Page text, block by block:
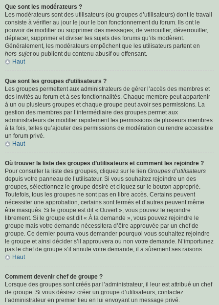
Que sont les modérateurs ?
Les modérateurs sont des utilisateurs (ou groupes d’utilisateurs) dont le travail
consiste à vérifier au jour le jour le bon fonctionnement du forum. Ils ont le
pouvoir de modifier ou supprimer des messages, de verrouiller, déverrouiller,
déplacer, supprimer et diviser les sujets des forums qu’ils modèrent.
Généralement, les modérateurs empêchent que les utilisateurs partent en
hors-sujetou publient du contenu abusif ou offensant.
Haut
Que sont les groupes d’utilisateurs ?
Les groupes permettent aux administrateurs de gérer l’accès des membres et
des invités au forum et à ses fonctionnalités. Chaque membre peut appartenir
à un ou plusieurs groupes et chaque groupe peut avoir ses permissions. La
gestion des membres par l’intermédiaire des groupes permet aux
administrateurs de modifier rapidement les permissions de plusieurs membres
à la fois, telles qu’ajouter des permissions de modération ou rendre accessible
un forum privé.
Haut
Où trouver la liste des groupes d’utilisateurs et comment les rejoindre ?
Pour consulter la liste des groupes, cliquez sur le lien Groupes d’utilisateurs
depuis votre panneau de l’utilisateur. Si vous souhaitez rejoindre un des
groupes, sélectionnez le groupe désiré et cliquez sur le bouton approprié.
Toutefois, tous les groupes ne sont pas en libre accès. Certains peuvent
nécessiter une approbation, certains sont fermés et d’autres peuvent même
être masqués. Si le groupe est dit « Ouvert », vous pouvez le rejoindre
librement. Si le groupe est dit « À la demande », vous pouvez rejoindre le
groupe mais votre demande nécessitera d’être approuvée par un chef de
groupe. Ce dernier pourra vous demander pourquoi vous souhaitez rejoindre
le groupe et ainsi décider s’il approuvera ou non votre demande. N’importunez
pas le chef de groupe s’il annule votre demande, il a sûrement ses raisons.
Haut
Comment devenir chef de groupe ?
Lorsque des groupes sont créés par l’administrateur, il leur est attribué un chef
de groupe. Si vous désirez créer un groupe d’utilisateurs, contactez
l’administrateur en premier lieu en lui envoyant un message privé.